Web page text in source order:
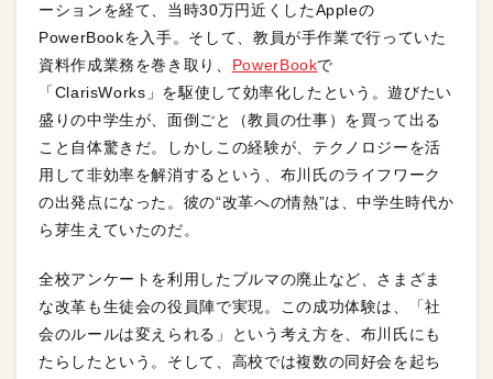
ーションを経て、当時30万円近くしたAppleの
PowerBookを入手。そして、教員が手作業で行っていた
資料作成業務を巻き取り、 PowerBookで
「ClarisWorks」を駆使して効率化したという。遊びたい
盛りの中学生が、面倒ごと（教員の仕事）を買って出る
こと自体驚きだ。しかしこの経験が、テクノロジーを活
用して非効率を解消するという、布川氏のライフワーク
の出発点になった。彼の“改革への情熱”は、中学生時代か
ら芽生えていたのだ。
全校アンケートを利用したブルマの廃止など、さまざま
な改革も生徒会の役員陣で実現。この成功体験は、「社
会のルールは変えられる」という考え方を、布川氏にも
たらしたという。そして、高校では複数の同好会を起ち